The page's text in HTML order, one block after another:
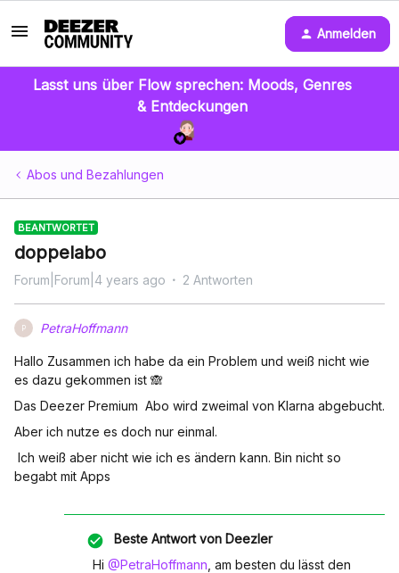
Anmelden
Lasst uns über Flow sprechen: Moods, Genres
& Entdeckungen
Abos und Bezahlungen
BEANTWORTET
doppelabo
Forum|Forum|4 years ago 2 Antworten
P PetraHoffmann
Hallo Zusammen ich habe da ein Problem und weiß nicht wie
es dazu gekommen ist 🙈
Das Deezer Premium Abo wird zweimal von Klarna abgebucht.
Aber ich nutze es doch nur einmal.
Ich weiß aber nicht wie ich es ändern kann. Bin nicht so
begabt mit Apps
Beste Antwort von Deezler
Hi @PetraHoffmann , am besten du lässt den